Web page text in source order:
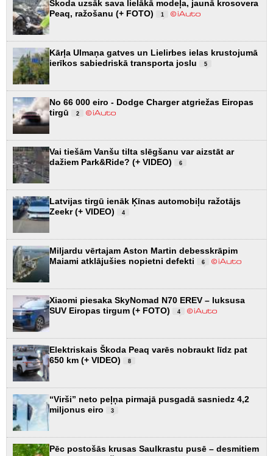
Škoda uzsāk sava lielākā modeļa, jaunā krosovera
Peaq, ražošanu (+ FOTO)
1
Kārļa Ulmaņa gatves un Lielirbes ielas krustojumā
ierīkos sabiedriskā transporta joslu
5
No 66 000 eiro - Dodge Charger atgriežas Eiropas
tirgū
2
Vai tiešām Vanšu tilta slēgšanu var aizstāt ar
dažiem Park&Ride? (+ VIDEO)
6
Latvijas tirgū ienāk Ķīnas automobiļu ražotājs
Zeekr (+ VIDEO)
4
Miljardu vērtajam Aston Martin debesskrāpim
Maiami atklājušies nopietni defekti
6
Xiaomi piesaka SkyNomad N70 EREV – luksusa
SUV Eiropas tirgum (+ FOTO)
4
Elektriskais Škoda Peaq varēs nobraukt līdz pat
650 km (+ VIDEO)
8
“Virši” neto peļņa pirmajā pusgadā sasniedz 4,2
miljonus eiro
3
Pēc postošās krusas Saulkrastu pusē – desmitiem